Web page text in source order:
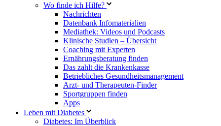
Wo finde ich Hilfe?
Nachrichten
Datenbank Infomaterialien
Mediathek: Videos und Podcasts
Klinische Studien – Übersicht
Coaching mit Experten
Ernährungsberatung finden
Das zahlt die Krankenkasse
Betriebliches Gesundheitsmanagement
Arzt- und Therapeuten-Finder
Sportgruppen finden
Apps
Leben mit Diabetes
Diabetes: Im Überblick